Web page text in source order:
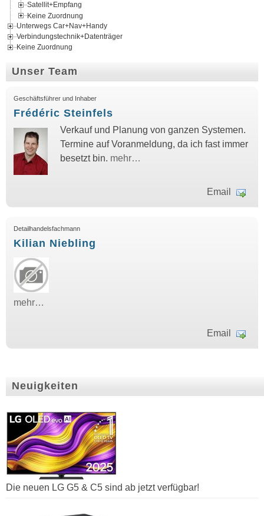
Satellit+Empfang
Keine Zuordnung
Unterwegs Car+Nav+Handy
Verbindungstechnik+Datenträger
Keine Zuordnung
Unser Team
Geschäftsführer und Inhaber
Frédéric Steinfels
Verkauf und Planung von ganzen Systemen.
Termine auf Voranmeldung, da ich fast immer
besetzt bin. mehr…
Email
Detailhandelsfachmann
Kilian Niebling
mehr…
Email
Neuigkeiten
Die neuen LG G5 & C5 sind ab jetzt verfügbar!